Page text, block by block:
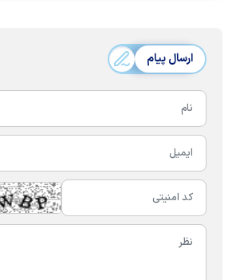
ارسال پیام